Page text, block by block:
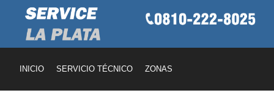
INICIO SERVICIO TÉCNICO ZONAS